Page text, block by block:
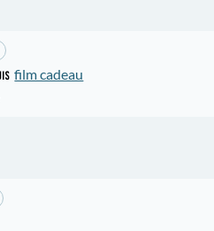
film cadeau